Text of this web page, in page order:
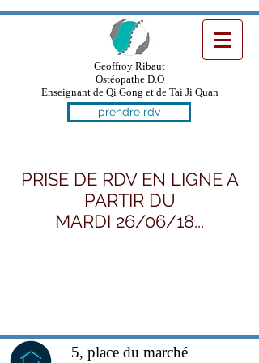
Geoffroy Ribaut
Ostéopathe D.O
Enseignant de Qi Gong et de Tai Ji Quan
prendre rdv
PRISE DE RDV EN LIGNE A
PARTIR DU
MARDI 26/06/18...
5, place du marché